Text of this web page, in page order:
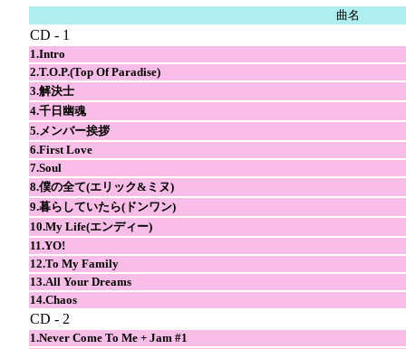
曲名
CD - 1
1.Intro
2.T.O.P.(Top Of Paradise)
3.解決士
4.千日幽魂
5.メンバー挨拶
6.First Love
7.Soul
8.僕の全て(エリック&ミヌ)
9.暮らしていたら(ドンワン)
10.My Life(エンディー)
11.YO!
12.To My Family
13.All Your Dreams
14.Chaos
CD - 2
1.Never Come To Me + Jam #1